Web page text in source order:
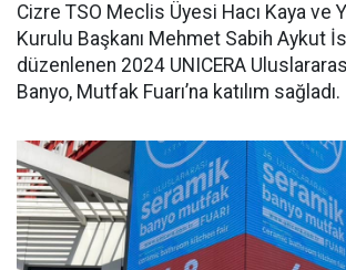
Cizre TSO Meclis Üyesi Hacı Kaya ve
Kurulu Başkanı Mehmet Sabih Aykut
düzenlenen 2024 UNICERA
Banyo, Mutfak Fuarı’na katılım sağladı.